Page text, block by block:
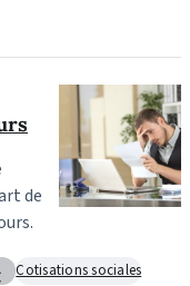
de
Cotisations sociales